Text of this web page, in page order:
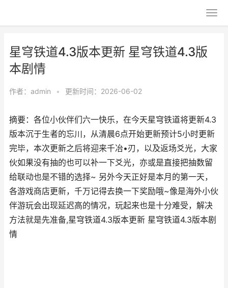
星穹铁道4.3版本更新 星穹铁道4.3版
本剧情
作者： admin • 更新时间：2026-06-02
摘要：各位小伙伴们六一快乐，在今天星穹铁道将更新4.3
版本沉于生者的忘川，从清晨6点开始更新预计5小时更新
完毕，本次更新之后将迎来千冶•刃，以及返场爻光，大家
伙如果没有抽的也可以补一下爻光，亦或是直接把抽数留
给联动也是不错的选择~ 另外今天正好是本月的第一天，
各游戏商店更新，千万记得去换一下奖励哦~像是海外小伙
伴游玩会出现延迟高的情况，玩起来也是十分难受，解决
方法就是先准备,星穹铁道4.3版本更新 星穹铁道4.3版本剧
情